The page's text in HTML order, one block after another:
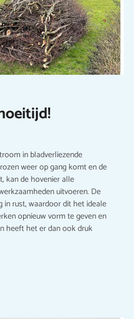
in bladverliezende
weer op gang komt en de
kan de hovenier alle
uitvoeren. De
in rust, waardoor dit het ideale
opnieuw vorm te geven en
heeft het er dan ook druk